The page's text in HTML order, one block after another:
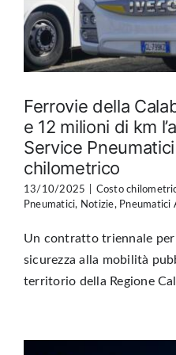
Ferrovie della
e 12 milioni di km
Service
chilometrico
13/10/2025 Costo
Pneumatici, Notizie, Pneumatici
Un contratto triennale
sicurezza alla mobilità
territorio della Regione